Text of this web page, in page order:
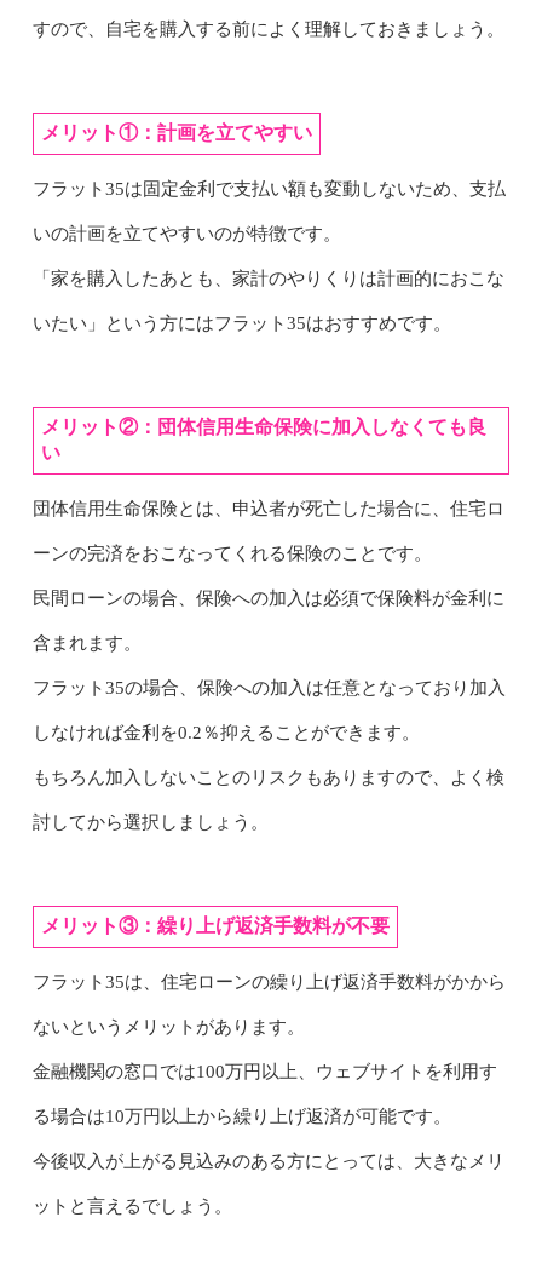
すので、自宅を購入する前によく理解しておきましょう。
メリット①：計画を立てやすい
フラット35は固定金利で支払い額も変動しないため、支払
いの計画を立てやすいのが特徴です。
「家を購入したあとも、家計のやりくりは計画的におこな
いたい」という方にはフラット35はおすすめです。
メリット②：団体信用生命保険に加入しなくても良
い
団体信用生命保険とは、申込者が死亡した場合に、住宅ロ
ーンの完済をおこなってくれる保険のことです。
民間ローンの場合、保険への加入は必須で保険料が金利に
含まれます。
フラット35の場合、保険への加入は任意となっており加入
しなければ金利を0.2％抑えることができます。
もちろん加入しないことのリスクもありますので、よく検
討してから選択しましょう。
メリット③：繰り上げ返済手数料が不要
フラット35は、住宅ローンの繰り上げ返済手数料がかから
ないというメリットがあります。
金融機関の窓口では100万円以上、ウェブサイトを利用す
る場合は10万円以上から繰り上げ返済が可能です。
今後収入が上がる見込みのある方にとっては、大きなメリ
ットと言えるでしょう。